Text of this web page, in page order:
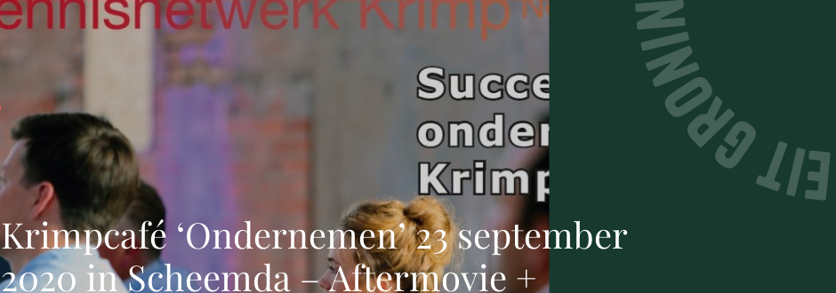
Krimpcafé ‘Ondernemen’ 23 september
2020 in Scheemda – Aftermovie +